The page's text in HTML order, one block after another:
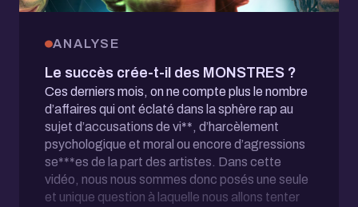
ANALYSE
Le succès crée-t-il des MONSTRES ?
Ces derniers mois, on ne compte plus le nombre
d’affaires qui ont éclaté dans la sphère rap au
sujet d’accusations de vi**, d’harcèlement
psychologique et moral ou encore d’agressions
se***es de la part des artistes. Dans cette
vidéo, nous nous sommes donc posés une seule
et unique question à laquelle nous allons tenter